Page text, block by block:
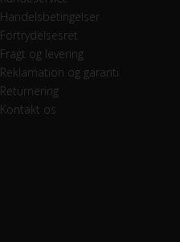
Handelsbetingelser
Fortrydelsesret
Fragt og levering
Reklamation og garanti
Returnering
Kontakt os